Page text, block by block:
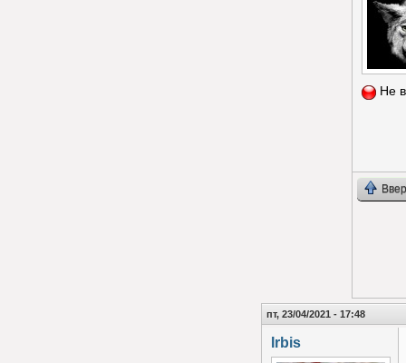
Не
пт, 23/04/2021 - 17:48
Irbis